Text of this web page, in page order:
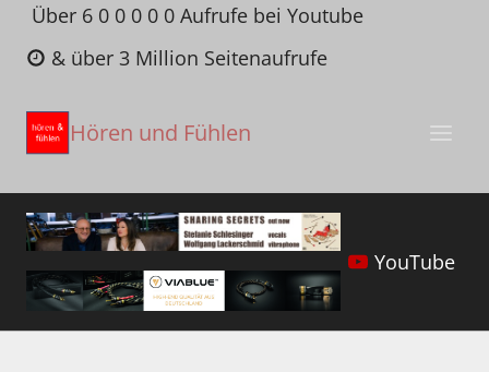
Zum
Inhalt
springen
Über 6 0 0 0 0 0 Aufrufe bei Youtube
& über 3 Million Seitenaufrufe
Hören und Fühlen
YouTube